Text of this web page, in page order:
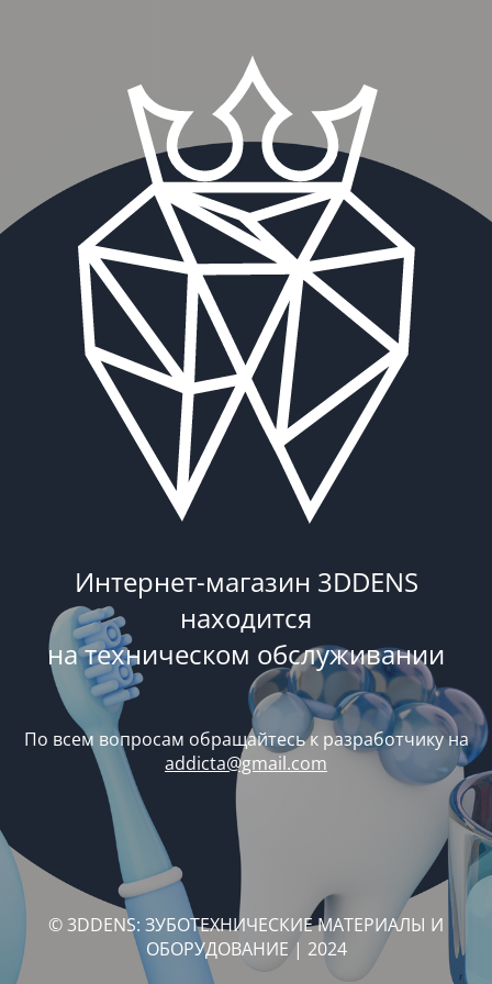
Интернет-магазин 3DDENS
находится
на техническом обслуживании
По всем вопросам обращайтесь к разработчику на
addicta@gmail.com
© 3DDENS: ЗУБОТЕХНИЧЕСКИЕ МАТЕРИАЛЫ И
ОБОРУДОВАНИЕ | 2024